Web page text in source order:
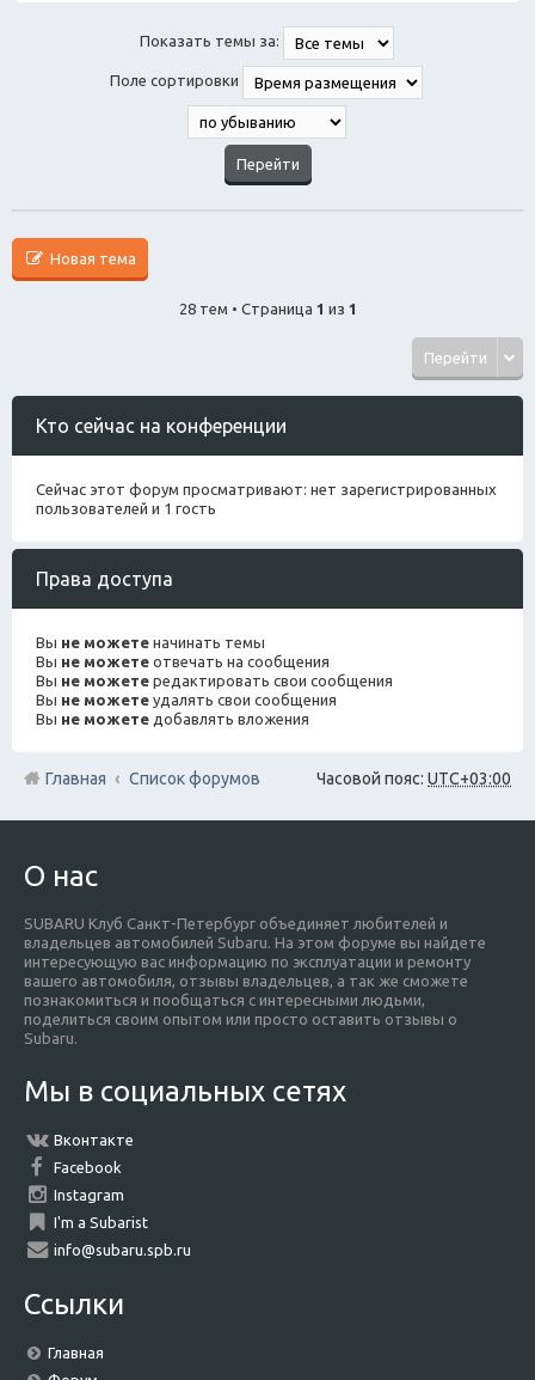
Показать темы за:
Поле сортировки
Новая тема
28 тем • Страница 1 из 1
Перейти
Кто сейчас на конференции
Сейчас этот форум просматривают: нет зарегистрированных
пользователей и 1 гость
Права доступа
Вы не можете начинать темы
Вы не можете отвечать на сообщения
Вы не можете редактировать свои сообщения
Вы не можете удалять свои сообщения
Вы не можете добавлять вложения
Часовой пояс: UTC+03:00
Главная Список форумов
О нас
SUBARU Клуб Санкт-Петербург объединяет любителей и
владельцев автомобилей Subaru. На этом форуме вы найдете
интересующую вас информацию по эксплуатации и ремонту
вашего автомобиля, отзывы владельцев, а так же сможете
познакомиться и пообщаться с интересными людьми,
поделиться своим опытом или просто оставить отзывы о
Subaru.
Мы в социальных сетях
Вконтакте
Facebook
Instagram
I'm a Subarist
info@subaru.spb.ru
Ссылки
Главная